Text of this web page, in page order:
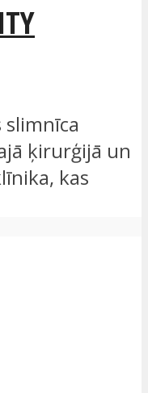
ķirurģijā un
kas